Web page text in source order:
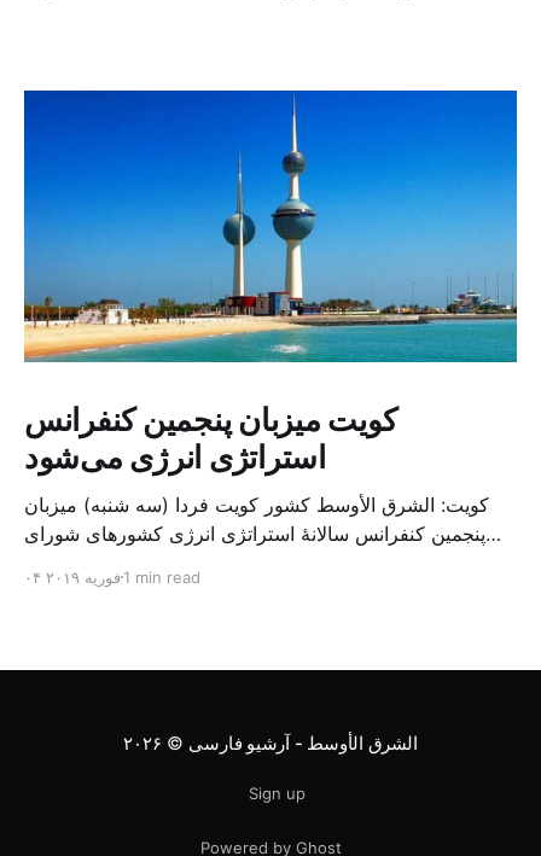
کویت میزبان پنجمین کنفرانس
استراتژی انرژی می‌شود
کویت: الشرق الأوسط کشور کویت فردا (سه شنبه) میزبان
پنجمین کنفرانس سالانهٔ استراتژی انرژی کشورهای شورای
متخصص از شرکت‌های جهانی نفت و گاز در این کنفرانس
۰۴ فوریه ۲۰۱۹1 min read
الشرق الأوسط - آرشیو فارسی © ۲۰۲۶
Sign up
Powered by Ghost